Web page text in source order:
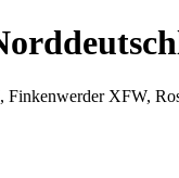
XFW,